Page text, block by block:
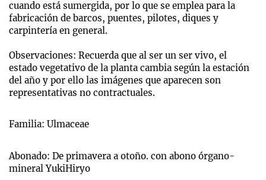
cuando está sumergida, por lo que se emplea para la
fabricación de barcos, puentes, pilotes, diques y
carpintería en general.
Observaciones: Recuerda que al ser un ser vivo, el
estado vegetativo de la planta cambia según la estación
del año y por ello las imágenes que aparecen son
representativas no contractuales.
Familia: Ulmaceae
Abonado: De primavera a otoño. con abono órgano-
mineral YukiHiryo